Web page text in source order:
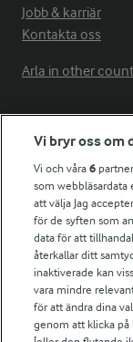
Jobb & karriär
Kontakta oss
Arla in other
Fler Arlasajter
För ägare
Arlas kundportal
Arla.com
Falbygdens Ost
Arla webbshop
Bildbank
Vi bryr oss om
Vi och våra6
som
att välja Jag
för de syften som
data för att
återkallar ditt
inaktiverade kan
vara mindre
för att ändra dina
genom att klicka på